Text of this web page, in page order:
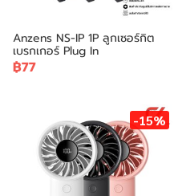
Anzens NS-IP 1P ลูกเซอร์กิต
เบรกเกอร์ Plug In
฿77
-15%